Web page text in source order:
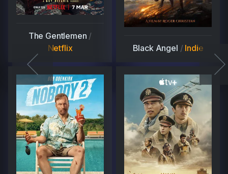
The Gentlemen /
Netflix
Black Angel / Indie